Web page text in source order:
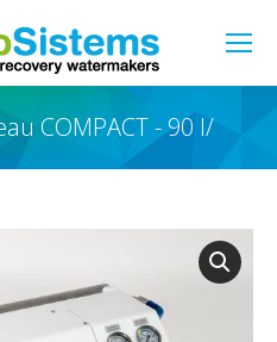
COMPACT - 90 l/